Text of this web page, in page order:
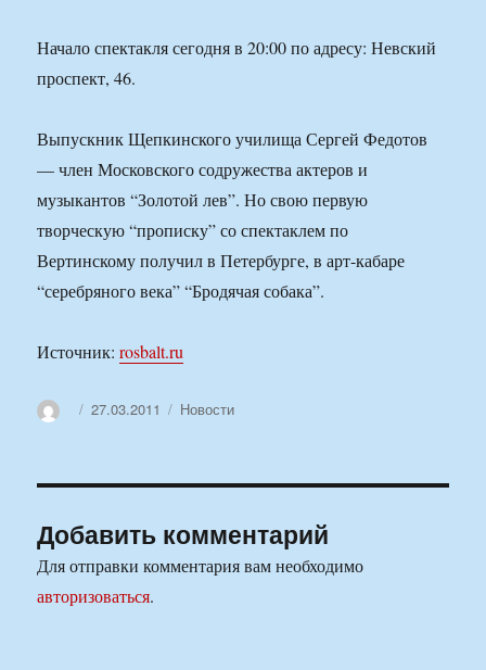
Начало спектакля сегодня в 20:00 по адресу: Невский
проспект, 46.
Выпускник Щепкинского училища Сергей Федотов
— член Московского содружества актеров и
музыкантов “Золотой лев”. Но свою первую
творческую “прописку” со спектаклем по
Вертинскому получил в Петербурге, в арт-кабаре
“серебряного века” “Бродячая собака”.
Источник:rosbalt.ru
АвторОпубликовано
27.03.2011 Рубрики
Новости
Добавить комментарий
Для отправки комментария вам необходимо
авторизоваться.